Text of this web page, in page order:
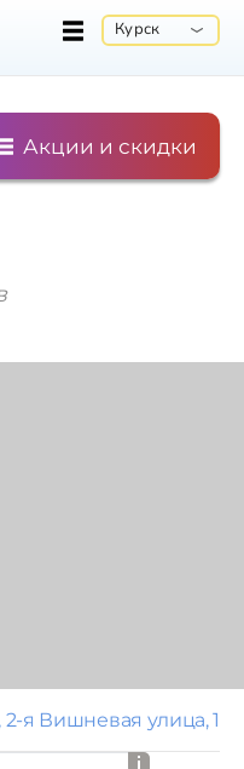
Курск
Акции и скидки
2-я Вишневая улица, 1